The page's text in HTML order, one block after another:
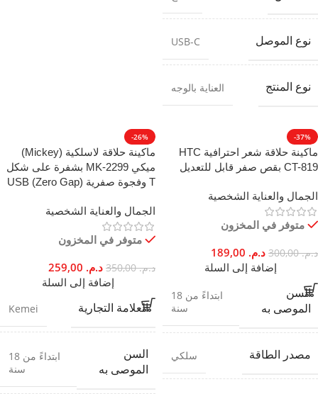
نوع الموصل USB-C
نوع المنتج العناية بالوجه
-37%
ماكينة حلاقة شعر احترافية HTC
CT-819 بقص صفر قابل للتعديل
الجمال والعناية الشخصية
متوفر في المخزون
د.م.300,00 د.م.
إضافة إلى السلة
السن
الموصى به
ابتداءً من 18
سنة
مصدر الطاقة سلكي
-26%
ماكينة حلاقة لاسلكية (Mickey)
ميكي MK-2299 بشفرة على شكل
T وفجوة صفرية (Zero Gap) USB
الجمال والعناية الشخصية
متوفر في المخزون
د.م.350,00 د.م.
إضافة إلى السلة
العلامة التجارية Kemei
السن
الموصى به
ابتداءً من 18
سنة